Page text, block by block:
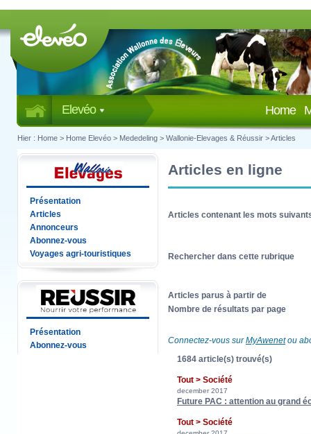
Elevéo Home
Hier : Home > Home Elevéo > Mededeling > Wallonie-Elevages & Réussir >Articles
Présentation
Articles
Annonceurs
Abonnez-vous
Voyages agri-touristiques
Présentation
Abonnez-vous
Articles en ligne
Articles contenant les mots
Rechercher dans cette rubrique
Articles parus à partir de
Nombre de résultats par page
Connectez-vous surMyAwenetou
1684 article(s) trouvé(s)
Tout > Société
december 2017
Future PAC : attention au grand
Tout > Société